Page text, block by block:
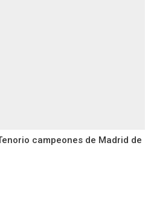
campeones de Madrid de